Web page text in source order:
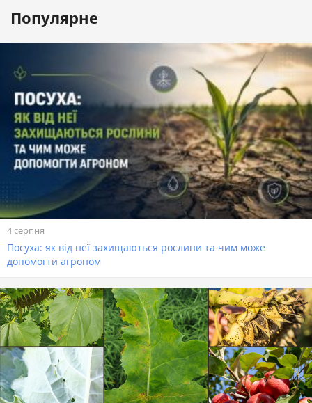
Популярне
4 серпня
Посуха: як від неї захищаються рослини та чим може
допомогти агроном